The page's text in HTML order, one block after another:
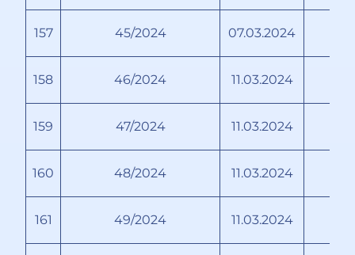
157 45/2024 07.03.2024
158 46/2024 11.03.2024
159 47/2024 11.03.2024
160 48/2024 11.03.2024
161 49/2024 11.03.2024